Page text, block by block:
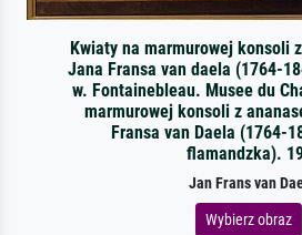
Kwiaty na marmurowej konsoli
Jana Fransa van daela (1764-
w. Fontainebleau. Musee du
marmurowej konsoli z
Fransa van Daela (1764-
flamandzka).
Jan Frans van
Wybierz obraz